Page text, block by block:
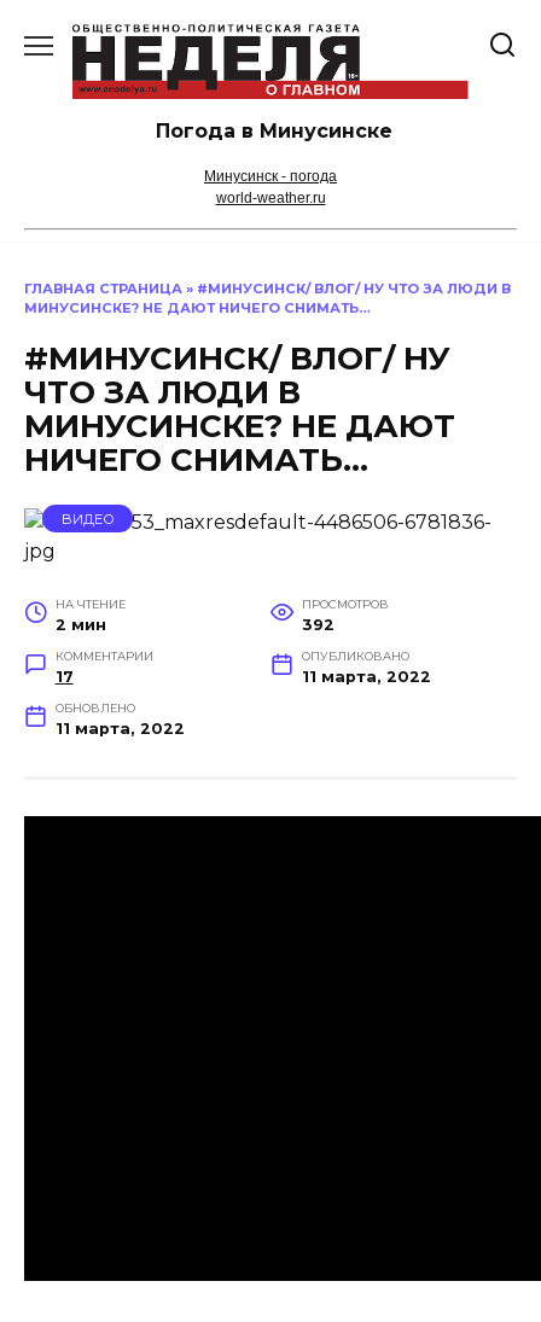
содержанию
Погода в Минусинске
Минусинск - погода
world-weather.ru
ГЛАВНАЯ СТРАНИЦА » #МИНУСИНСК/ ВЛОГ/ НУ ЧТО ЗА ЛЮДИ В
МИНУСИНСКЕ? НЕ ДАЮТ НИЧЕГО СНИМАТЬ…
#МИНУСИНСК/ ВЛОГ/ НУ
ЧТО ЗА ЛЮДИ В
МИНУСИНСКЕ? НЕ ДАЮТ
НИЧЕГО СНИМАТЬ…
ВИДЕО
НА ЧТЕНИЕ
2 мин
ПРОСМОТРОВ
392
КОММЕНТАРИИ
17
ОПУБЛИКОВАНО
11 марта, 2022
ОБНОВЛЕНО
11 марта, 2022